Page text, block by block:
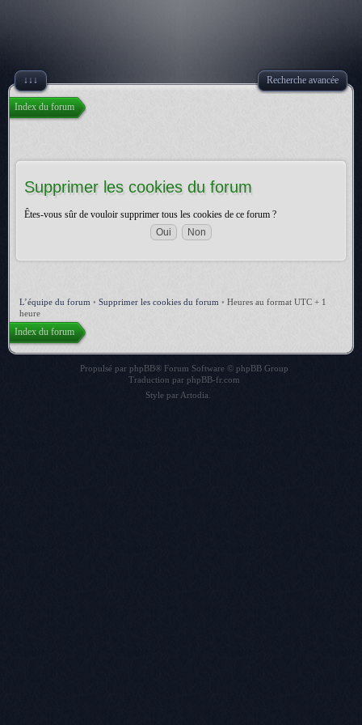
↓↓↓ Recherche avancée
Index du forum
Supprimer les cookies du forum
Êtes-vous sûr de vouloir supprimer tous les cookies de ce forum ?
L’équipe du forum • Supprimer les cookies du forum • Heures au format UTC + 1
heure
Index du forum
Propulsé par phpBB® Forum Software © phpBB Group
Traduction par phpBB-fr.com
Style par Artodia